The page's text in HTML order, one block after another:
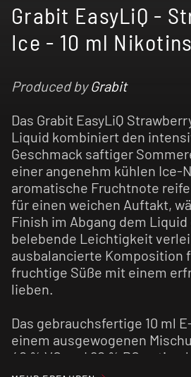
Grabit EasyLiQ -
Ice - 10 ml
Produced byGrabit
Das Grabit EasyLiQ
Liquid kombiniert den
Geschmack saftiger
einer angenehm kühlen Ice-
aromatische Fruchtnote
für einen weichen Auftakt,
Finish im Abgang dem
belebende Leichtigkeit
ausbalancierte Komposition
fruchtige Süße mit einem
lieben.
Das gebrauchsfertige 10 ml
einem ausgewogenen
40 % VG und 60 % PG
Genuss vorbereitet. Dank